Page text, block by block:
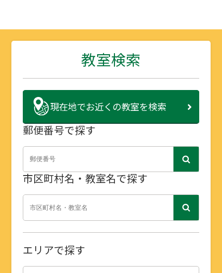
教室検索
現在地でお近くの教室を検索
郵便番号で探す
市区町村名・教室名で探す
エリアで探す